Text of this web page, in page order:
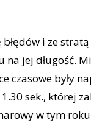
i ze
jej długość.
czasowe były
sek., której
w tym